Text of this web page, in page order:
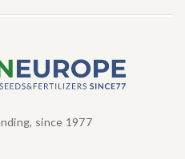
since 1977